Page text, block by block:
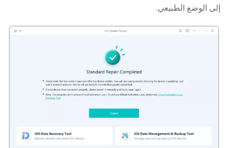
إلى الوضع الطبيعي.